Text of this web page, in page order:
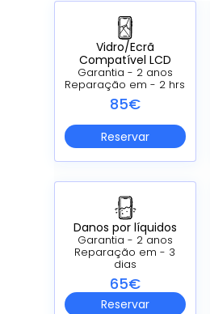
Vidro/Ecrã
Compatível LCD
Garantia - 2 anos
Reparação em - 2 hrs
85€
Reservar
Danos por líquidos
Garantia - 2 anos
Reparação em - 3
dias
65€
Reservar